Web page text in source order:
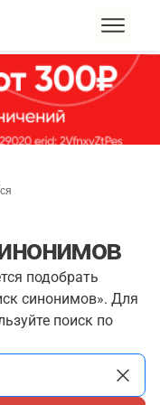
подобрать
синонимов». Для
поиск по